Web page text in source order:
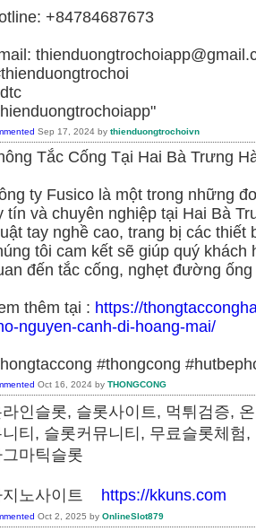
+84784687673
Sep 17, 2024 by thienduongtrochoivn
Tắc Cống Tại Hai Bà Trưng
ty Fusico là một trong những
tín và chuyên nghiệp tại Hai Bà
tay nghề cao, trang bị các thiết
tôi cam kết sẽ giúp quý
đến tắc cống, nghẹt đường
thêm tại : https://
nguyen-canh-di-hoang-mai/
#thongcong
Oct 16, 2024 by THONGCONG
라인슬롯, 슬롯사이트, 먹튀검증,
니티, 슬롯커뮤니티, 무료슬롯체험
그마틱슬롯
지노사이트 https://kkuns.com
Oct 2, 2025 by OnlineSlot879